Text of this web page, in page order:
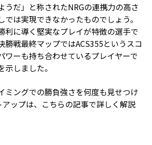
うだ」と称されたNRGの連携力の高さ
では実現できなかったものでしょう。
利に導く堅実なプレイが特徴の選手で
勝戦最終マップではACS355というスコ
ワーも持ち合わせているプレイヤーで
しました。
ミングでの勝負強さを何度も見せつけ
ップは、こちらの記事で詳しく解説